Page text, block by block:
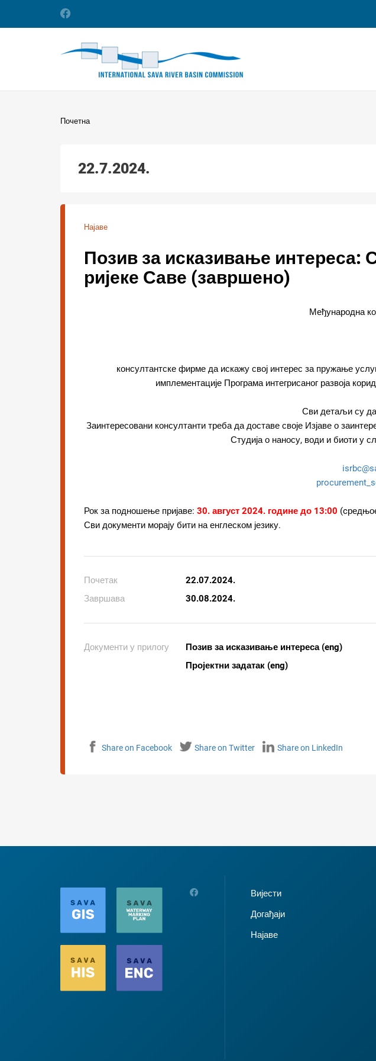
Почетна
22.7.2024.
Најаве
Позив за исказивање интереса:
ријеке Саве (завршено)
Међународна
консултантске фирме да искажу свој интерес за пружање
имплементације Програма интегрисаног развоја
Сви детаљи су
Заинтересовани консултанти треба да доставе своје Изјаве о
Студија о наносу, води и биоти у
Рок за подношење пријаве: 30. август 2024. године до 13:00
Сви документи морају бити на енглеском језику.
Почетак
22.07.2024.
Завршава
30.08.2024.
Документи у прилогу Позив за исказивање интереса (eng)
Пројектни задатак (eng)
Share on Facebook Share on Twitter Share on LinkedIn
Вијести
Догађаји
Најаве